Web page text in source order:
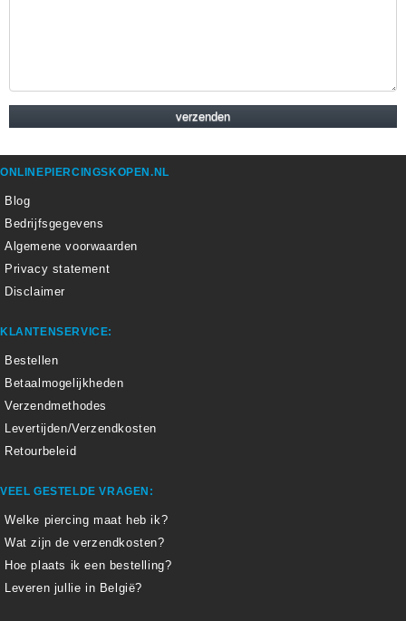
ONLINEPIERCINGSKOPEN.NL
Blog
Bedrijfsgegevens
Algemene voorwaarden
Privacy statement
Disclaimer
KLANTENSERVICE:
Bestellen
Betaalmogelijkheden
Verzendmethodes
Levertijden/Verzendkosten
Retourbeleid
VEEL GESTELDE VRAGEN:
Welke piercing maat heb ik?
Wat zijn de verzendkosten?
Hoe plaats ik een bestelling?
Leveren jullie in België?